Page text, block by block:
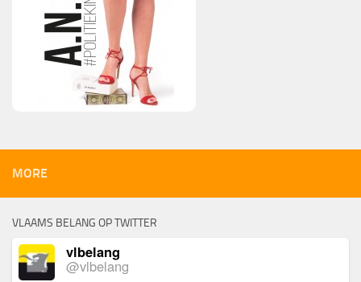
MORE
VLAAMS BELANG OP TWITTER
vlbelang
@vlbelang